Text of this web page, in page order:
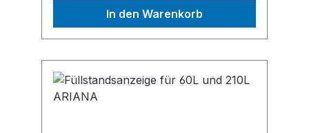
In den Warenkorb